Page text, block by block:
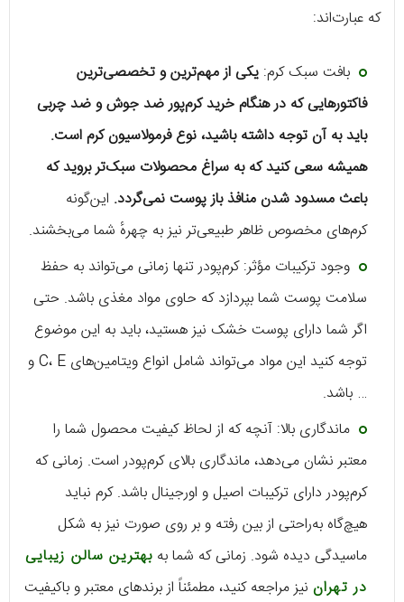
که عبارت‌اند:
بافت سبک کرم: یکی از مهم‌ترین و تخصصی‌ترین
فاکتورهایی که در هنگام خرید کرم‌پور ضد جوش و ضد چربی
باید به آن توجه داشته باشید، نوع فرمولاسیون کرم است.
همیشه سعی کنید که به سراغ محصولات سبک‌تر بروید که
باعث مسدود شدن منافذ باز پوست نمی‌گردد. این‌گونه
کرم‌های مخصوص ظاهر طبیعی‌تر نیز به چهرهٔ شما می‌بخشند.
وجود ترکیبات مؤثر: کرم‌پودر تنها زمانی می‌تواند به حفظ
سلامت پوست شما بپردازد که حاوی مواد مغذی باشد. حتی
اگر شما دارای پوست خشک نیز هستید، باید به این موضوع
توجه کنید این مواد می‌تواند شامل انواع ویتامین‌های C، E و
… باشد.
ماندگاری بالا: آنچه که از لحاظ کیفیت محصول شما را
معتبر نشان می‌دهد، ماندگاری بالای کرم‌پودر است. زمانی که
کرم‌پودر دارای ترکیبات اصیل و اورجینال باشد. کرم نباید
هیچ‌گاه به‌راحتی از بین رفته و بر روی صورت نیز به شکل
ماسیدگی دیده شود. زمانی که شما به بهترین سالن زیبایی
در تهراننیز مراجعه کنید، مطمئناً از برندهای معتبر و باکیفیت